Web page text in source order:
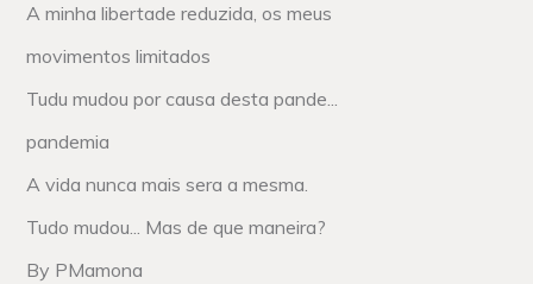
A minha libertade reduzida, os meus
movimentos limitados
Tudu mudou por causa desta pande...
pandemia
A vida nunca mais sera a mesma.
Tudo mudou... Mas de que maneira?
By PMamona